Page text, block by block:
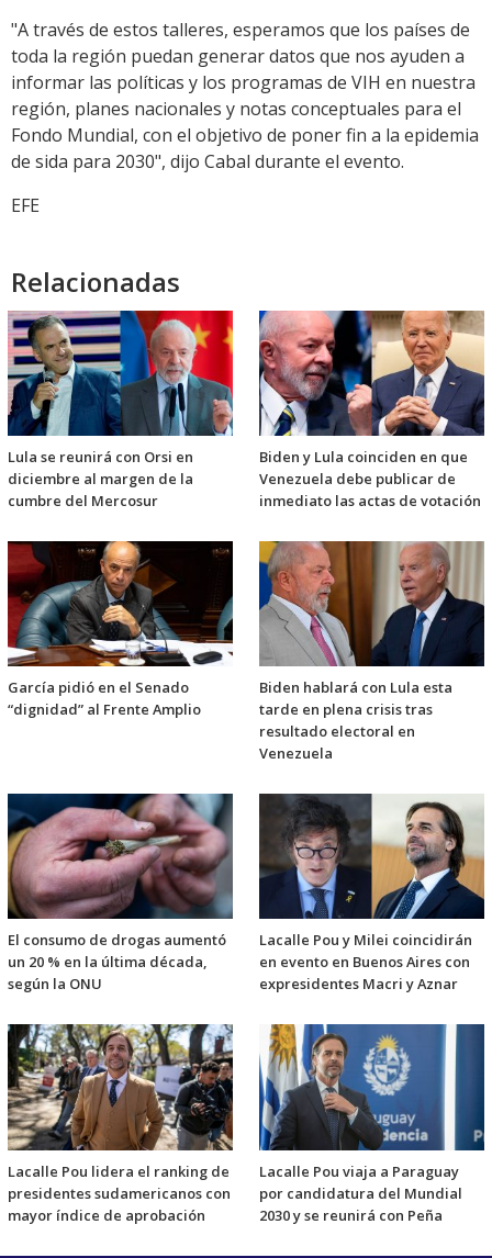
"A través de estos talleres, esperamos que los países de
toda la región puedan generar datos que nos ayuden a
informar las políticas y los programas de VIH en nuestra
región, planes nacionales y notas conceptuales para el
Fondo Mundial, con el objetivo de poner fin a la epidemia
de sida para 2030", dijo Cabal durante el evento.
EFE
Relacionadas
Lula se reunirá con Orsi en
diciembre al margen de la
cumbre del Mercosur
Biden y Lula coinciden en que
Venezuela debe publicar de
inmediato las actas de votación
García pidió en el Senado
“dignidad” al Frente Amplio
Biden hablará con Lula esta
tarde en plena crisis tras
resultado electoral en
Venezuela
El consumo de drogas aumentó
un 20 % en la última década,
según la ONU
Lacalle Pou y Milei coincidirán
en evento en Buenos Aires con
expresidentes Macri y Aznar
Lacalle Pou lidera el ranking de
presidentes sudamericanos con
mayor índice de aprobación
Lacalle Pou viaja a Paraguay
por candidatura del Mundial
2030 y se reunirá con Peña